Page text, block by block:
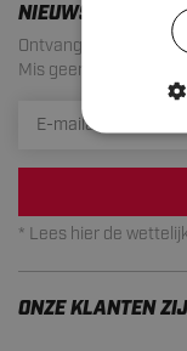
NIEUWSBRIEF
Ontvang de laatste
Mis geen enkele actie
* Lees hier de
ONZE KLANTEN